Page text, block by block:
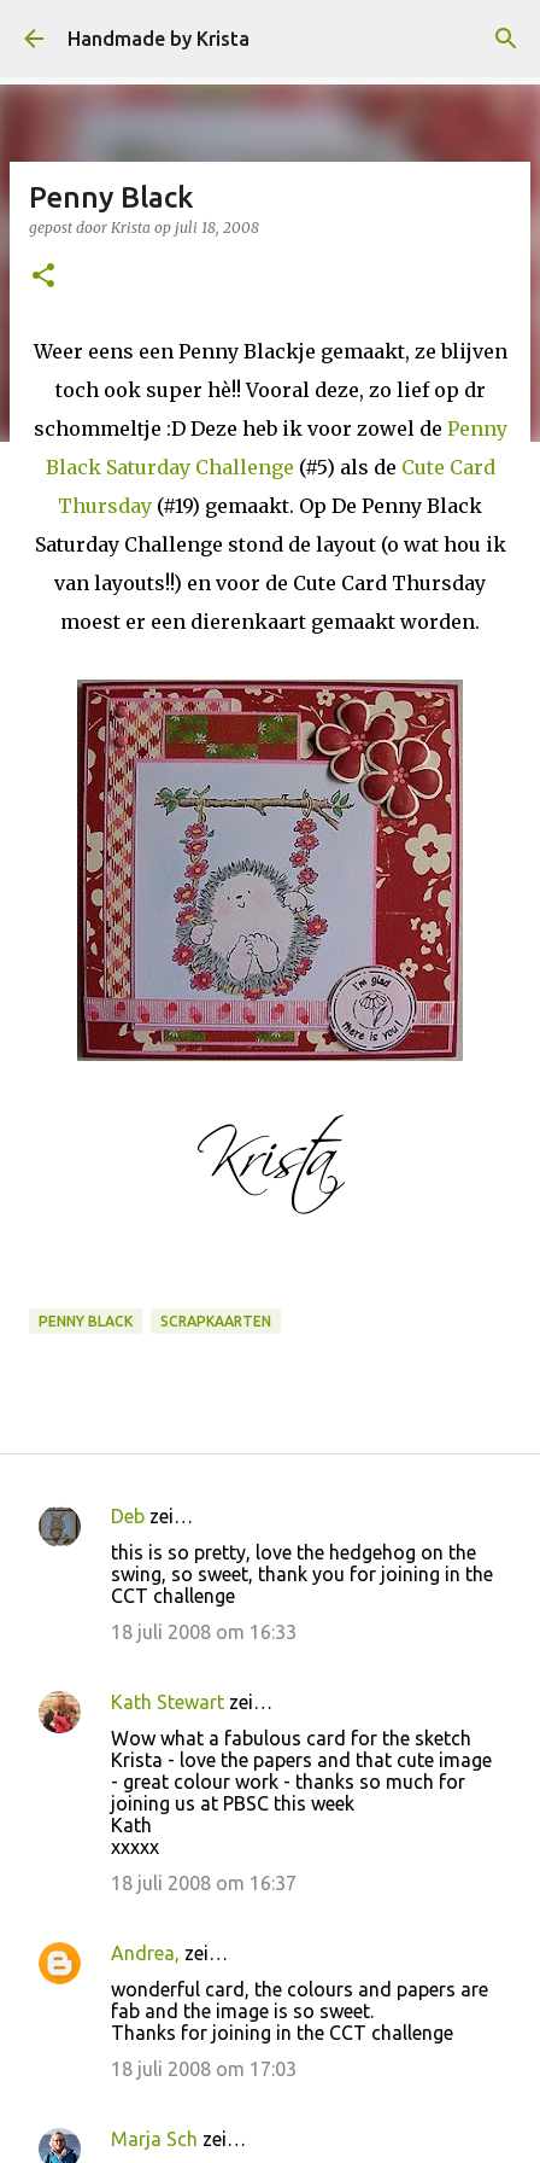
Doorgaan naar hoofdcontent
Handmade by Krista
Penny Black
gepost door Krista op juli 18, 2008
Weer eens een Penny Blackje gemaakt, ze blijven
toch ook super hè!! Vooral deze, zo lief op dr
schommeltje :D Deze heb ik voor zowel de Penny
Black Saturday Challenge (#5) als de Cute Card
Thursday (#19) gemaakt. Op De Penny Black
Saturday Challenge stond de layout (o wat hou ik
van layouts!!) en voor de Cute Card Thursday
moest er een dierenkaart gemaakt worden.
PENNY BLACK SCRAPKAARTEN
R
i
e
Deb zei…
this is so pretty, love the hedgehog on the
swing, so sweet, thank you for joining in the
CCT challenge
18 juli 2008 om 16:33
Kath Stewart zei…
Wow what a fabulous card for the sketch
Krista - love the papers and that cute image
- great colour work - thanks so much for
joining us at PBSC this week
Kath
xxxxx
18 juli 2008 om 16:37
Andrea, zei…
wonderful card, the colours and papers are
fab and the image is so sweet.
Thanks for joining in the CCT challenge
18 juli 2008 om 17:03
Marja Sch zei…